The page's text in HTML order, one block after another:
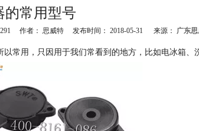
的常用型号
291 作者： 思威特 发布时间： 2018-05-31 来源： 广东
以常用，只因用于我们常看到的地方，比如电冰箱、